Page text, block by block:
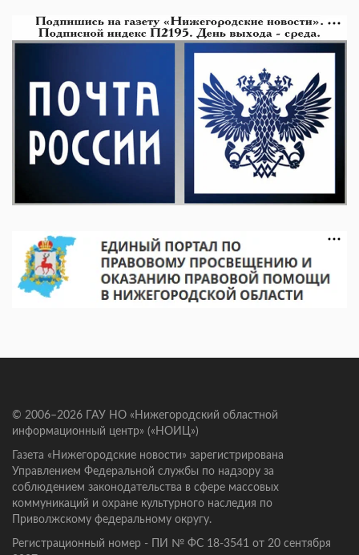
© 2006–2026 ГАУ НО «Нижегородский областной
информационный центр» («НОИЦ»)
Газета «Нижегородские новости» зарегистрирована
Управлением Федеральной службы по надзору за
соблюдением законодательства в сфере массовых
коммуникаций и охране культурного наследия по
Приволжскому федеральному округу.
Регистрационный номер - ПИ № ФС 18-3541 от 20 сентября